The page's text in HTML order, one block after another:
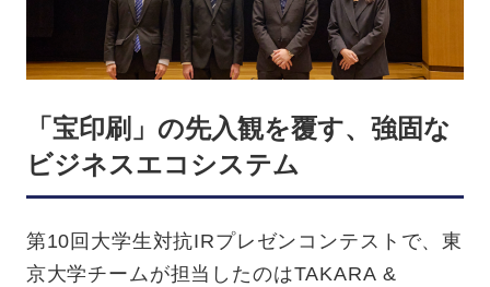
「宝印刷」の先入観を覆す、強固な
ビジネスエコシステム
第10回大学生対抗IRプレゼンコンテストで、東
京大学チームが担当したのはTAKARA &